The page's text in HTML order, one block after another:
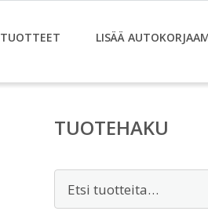
TUOTTEET LISÄÄ
TUOTEHAKU